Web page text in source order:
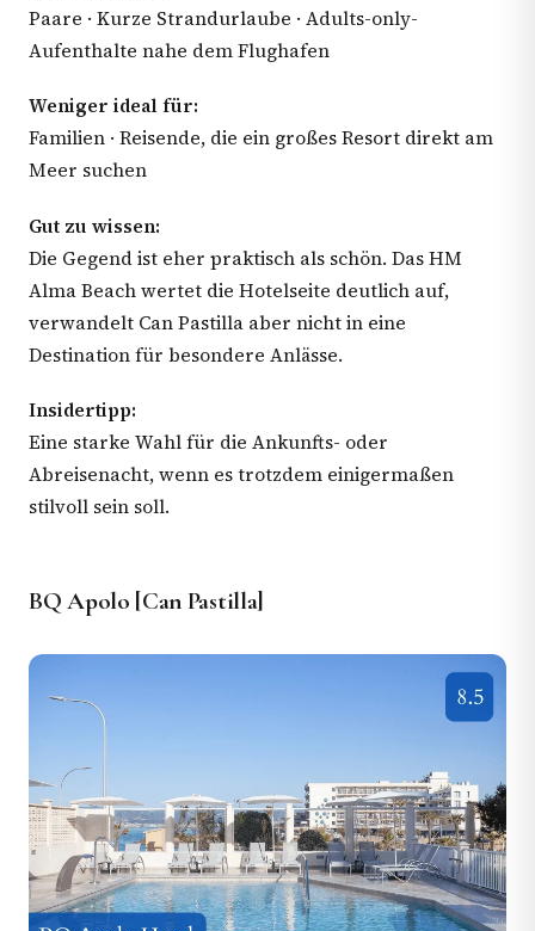
Paare · Kurze Strandurlaube · Adults-only-
Aufenthalte nahe dem Flughafen
Weniger ideal für:
Familien · Reisende, die ein großes Resort direkt am
Meer suchen
Gut zu wissen:
Die Gegend ist eher praktisch als schön. Das HM
Alma Beach wertet die Hotelseite deutlich auf,
verwandelt Can Pastilla aber nicht in eine
Destination für besondere Anlässe.
Insidertipp:
Eine starke Wahl für die Ankunfts- oder
Abreisenacht, wenn es trotzdem einigermaßen
stilvoll sein soll.
BQ Apolo [Can Pastilla]